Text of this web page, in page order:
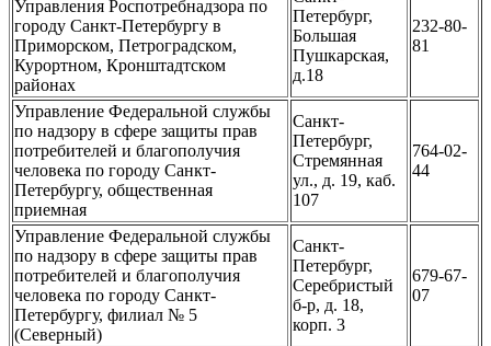
Управления Роспотребнадзора по
городу Санкт-Петербургу в
Приморском, Петроградском,
Курортном, Кронштадтском
районах
Петербург,
Большая
Пушкарская,
д.18
232-80-
81
Управление Федеральной службы
по надзору в сфере защиты прав
потребителей и благополучия
человека по городу Санкт-
Петербургу, общественная
приемная
Санкт-
Петербург,
Стремянная
ул., д. 19, каб.
107
764-02-
44
Управление Федеральной службы
по надзору в сфере защиты прав
потребителей и благополучия
человека по городу Санкт-
Петербургу, филиал № 5
(Северный)
Санкт-
Петербург,
Серебристый
б-р, д. 18,
корп. 3
679-67-
07